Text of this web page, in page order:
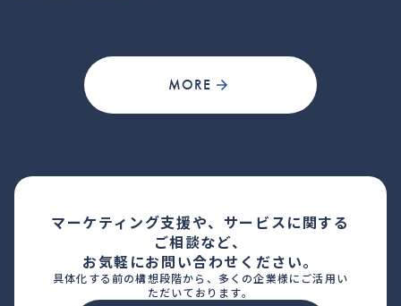
MORE
マーケティング支援や、サービスに関する
ご相談など、
お気軽にお問い合わせください。
具体化する前の構想段階から、多くの企業様にご活用い
ただいております。